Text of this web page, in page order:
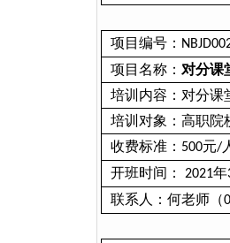
项目编号：
项目名称： 对分课
培训内容：对分课
培训对象：高职院
收费标准： 500元/
开班时间： 2021年
联系人：何老师（